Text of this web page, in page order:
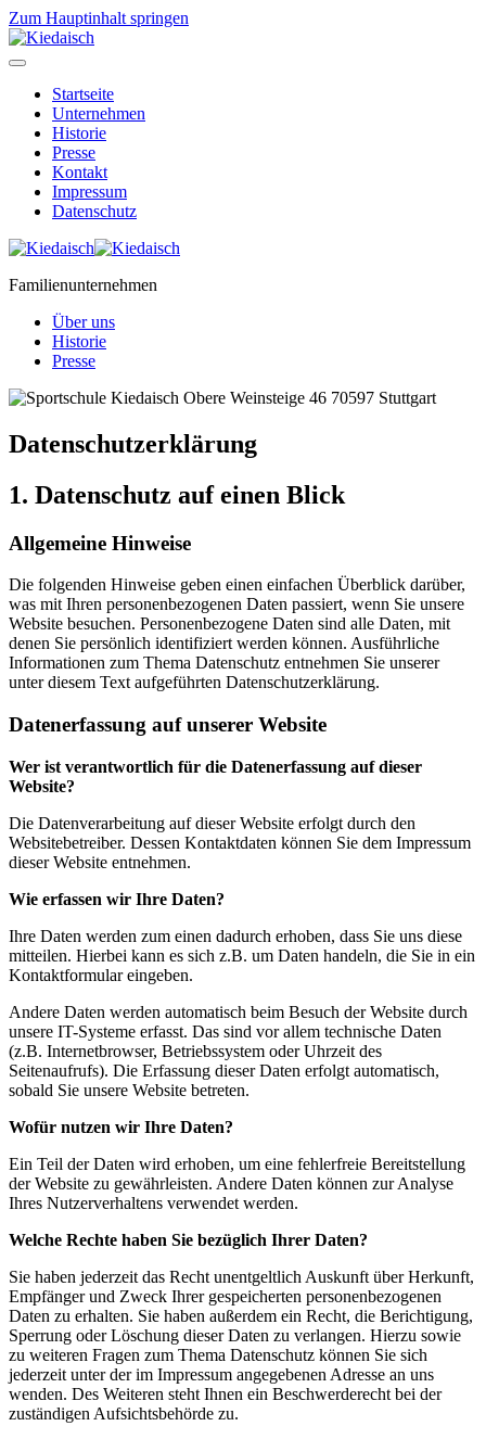
Zum Hauptinhalt springen
Startseite
Unternehmen
Historie
Presse
Kontakt
Impressum
Datenschutz
Familienunternehmen
Über uns
Historie
Presse
Datenschutzerklärung
1. Datenschutz auf einen Blick
Allgemeine Hinweise
Die folgenden Hinweise geben einen einfachen Überblick darüber,
was mit Ihren personenbezogenen Daten passiert, wenn Sie unsere
Website besuchen. Personenbezogene Daten sind alle Daten, mit
denen Sie persönlich identifiziert werden können. Ausführliche
Informationen zum Thema Datenschutz entnehmen Sie unserer
unter diesem Text aufgeführten Datenschutzerklärung.
Datenerfassung auf unserer Website
Wer ist verantwortlich für die Datenerfassung auf dieser
Website?
Die Datenverarbeitung auf dieser Website erfolgt durch den
Websitebetreiber. Dessen Kontaktdaten können Sie dem Impressum
dieser Website entnehmen.
Wie erfassen wir Ihre Daten?
Ihre Daten werden zum einen dadurch erhoben, dass Sie uns diese
mitteilen. Hierbei kann es sich z.B. um Daten handeln, die Sie in ein
Kontaktformular eingeben.
Andere Daten werden automatisch beim Besuch der Website durch
unsere IT-Systeme erfasst. Das sind vor allem technische Daten
(z.B. Internetbrowser, Betriebssystem oder Uhrzeit des
Seitenaufrufs). Die Erfassung dieser Daten erfolgt automatisch,
sobald Sie unsere Website betreten.
Wofür nutzen wir Ihre Daten?
Ein Teil der Daten wird erhoben, um eine fehlerfreie Bereitstellung
der Website zu gewährleisten. Andere Daten können zur Analyse
Ihres Nutzerverhaltens verwendet werden.
Welche Rechte haben Sie bezüglich Ihrer Daten?
Sie haben jederzeit das Recht unentgeltlich Auskunft über Herkunft,
Empfänger und Zweck Ihrer gespeicherten personenbezogenen
Daten zu erhalten. Sie haben außerdem ein Recht, die Berichtigung,
Sperrung oder Löschung dieser Daten zu verlangen. Hierzu sowie
zu weiteren Fragen zum Thema Datenschutz können Sie sich
jederzeit unter der im Impressum angegebenen Adresse an uns
wenden. Des Weiteren steht Ihnen ein Beschwerderecht bei der
zuständigen Aufsichtsbehörde zu.